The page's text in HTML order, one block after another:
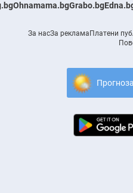
Ohnamama.bgGrabo.bg
За насЗа реклама Платени